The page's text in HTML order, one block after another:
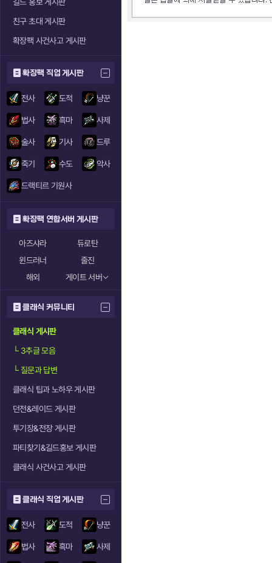
친구 초대 게시판
확장팩 사건사고 게시판
확장팩 직업 게시판
전사 도적 냥꾼
법사 흑마 사제
술사 기사 드루
죽기 수도 악사
드랙티르 기원사
확장팩 연합서버 게시판
아즈샤라
듀로탄
윈드러너
줄진
해외
게이트 서버
클래식 커뮤니티
클래식 게시판
└3추글 모음
└질문과 답변
클래식 팁과 노하우 게시판
던전&레이드 게시판
투기장&전장 게시판
파티찾기&길드홍보 게시판
클래식 사건사고 게시판
클래식 직업 게시판
전사 도적 냥꾼
법사 흑마 사제